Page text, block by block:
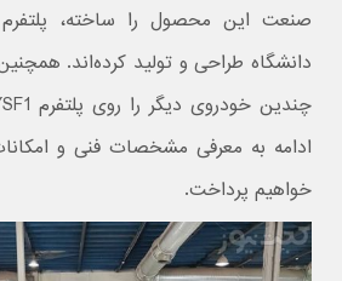
صنعت این محصول را ساخته،
دانشگاه طراحی و تولید کرده‌اند.
خواهیم پرداخت.